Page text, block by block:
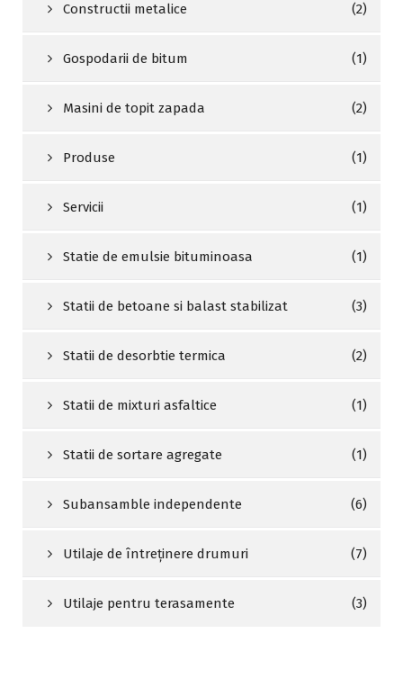
Constructii metalice (2)
Gospodarii de bitum (1)
Masini de topit zapada (2)
Produse (1)
Servicii (1)
Statie de emulsie bituminoasa (1)
Statii de betoane si balast stabilizat (3)
Statii de desorbtie termica (2)
Statii de mixturi asfaltice (1)
Statii de sortare agregate (1)
Subansamble independente (6)
Utilaje de întreținere drumuri (7)
Utilaje pentru terasamente (3)